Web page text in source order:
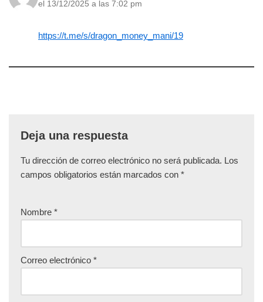
el 13/12/2025 a las 7:02 pm
https://t.me/s/dragon_money_mani/19
Deja una respuesta
Tu dirección de correo electrónico no será publicada. Los
campos obligatorios están marcados con *
Nombre *
Correo electrónico *